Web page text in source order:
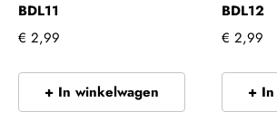
BDL11
€ 2,99
+ In winkelwagen
BDL12
€ 2,99
+